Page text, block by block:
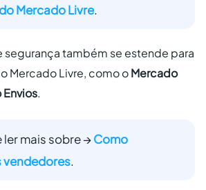
Mercado Livre.
segurança também se estende para
Mercado Livre, como oMercado
Envios.
mais sobre →Como
vendedores.